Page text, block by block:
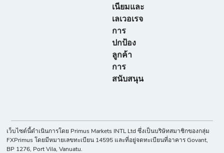
เนียมและ
เลเวอเรจ
การ
ปกป้อง
ลูกค้า
การ
สนับสนุน
เว็บไซต์นี้ดำเนินการโดย Primus Markets INTL Ltd ซึ่งเป็นบริษัทสมาชิกของกลุ่ม
FXPrimus โดยมีหมายเลขทะเบียน 14595 และที่อยู่จดทะเบียนที่อาคาร Govant,
BP 1276, Port Vila, Vanuatu.